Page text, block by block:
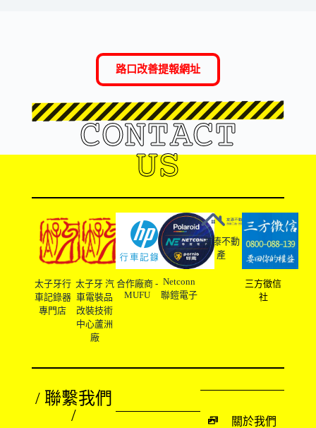
路口改善提報網址
CONTACT
US
太子牙行
車記錄器
專門店
太子牙 汽
車電裝品
改裝技術
中心蘆洲
廠
合作廠商 -
MUFU
Netconn
聯鎧電子
友溙不動
產
三方徵信
社
/ 聯繫我們
/
關於我們